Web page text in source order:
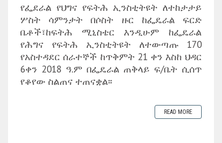
የፌደራል የህግና የፍትሕ ኢንስቲትዩት ለተከታታይ
ሦስት ሳምንታት በሶስት ዙር ከፌዴራል ፍርድ
ቤቶች፣ከፍትሕ ሚኒስቴር እንዲሁም ከፌዴራል
የሕግና የፍትሕ ኢንስቲትዩት ለተውጣጡ 170
የአስተዳደር ሰራተኞች ከጥቅምት 21 ቀን እስከ ህዳር
6ቀን 2018 ዓ.ም በፌዴራል ጠቅላይ ፍ/ቤት ሲሰጥ
የቆየው ስልጠና ተጠናቋል፡፡
READ MORE